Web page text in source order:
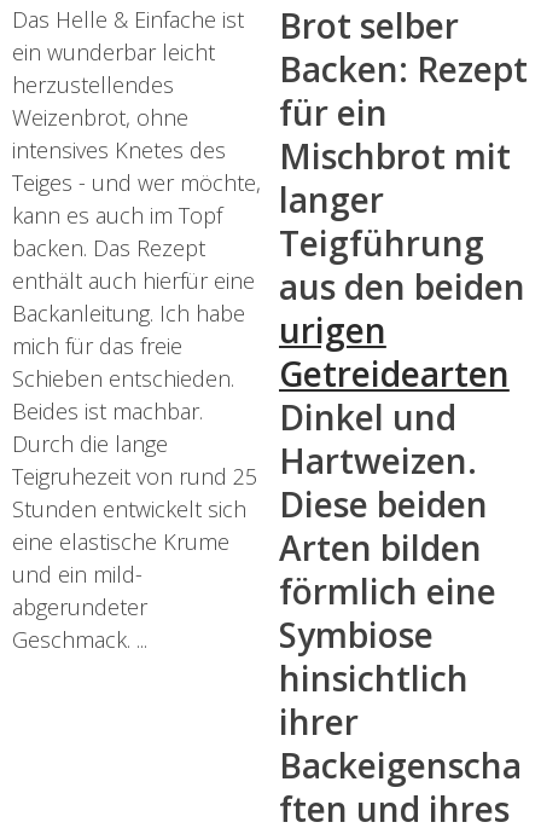
Das Helle & Einfache ist
ein wunderbar leicht
herzustellendes
Weizenbrot, ohne
intensives Knetes des
Teiges - und wer möchte,
kann es auch im Topf
backen. Das Rezept
enthält auch hierfür eine
Backanleitung. Ich habe
mich für das freie
Schieben entschieden.
Beides ist machbar.
Durch die lange
Teigruhezeit von rund 25
Stunden entwickelt sich
eine elastische Krume
und ein mild-
abgerundeter
Geschmack. ...
Brot selber
Backen: Rezept
für ein
Mischbrot mit
langer
Teigführung
aus den beiden
urigen
Getreidearten
Dinkel und
Hartweizen.
Diese beiden
Arten bilden
förmlich eine
Symbiose
hinsichtlich
ihrer
Backeigenscha
ften und ihres